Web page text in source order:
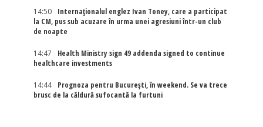
14:50
Internaţionalul englez Ivan Toney, care a participat
la CM, pus sub acuzare în urma unei agresiuni într-un club
de noapte
14:47
Health Ministry sign 49 addenda signed to continue
healthcare investments
14:44
Prognoza pentru București, în weekend. Se va trece
brusc de la căldură sufocantă la furtuni